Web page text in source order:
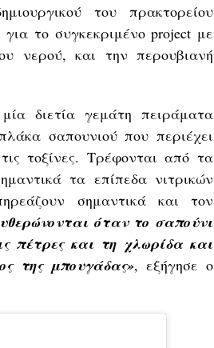
του πρακτορείου
το συγκεκριμένο project με
νερού, και την περουβιανή
διετία γεμάτη πειράματα
σαπουνιού που περιέχει
τοξίνες. Τρέφονται από τα
τα επίπεδα νιτρικών
σημαντικά και τον
όταν το σαπούνι
πέτρες και τη χλωρίδα και
της μπουγάδας», εξήγησε ο